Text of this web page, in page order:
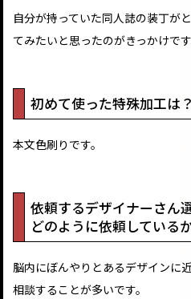
自分が持っていた同人誌の装丁が
てみたいと思ったのがきっかけです
初めて使った特殊加工は？
本文色刷りです。
依頼するデザイナーさん
どのように依頼している
脳内にぼんやりとあるデザインに
相談することが多いです。